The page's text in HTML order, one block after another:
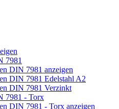
7981
DIN 7981 anzeigen
DIN 7981 Edelstahl A2
DIN 7981 Verzinkt
7981 - Torx
DIN 7981 - Torx anzeigen